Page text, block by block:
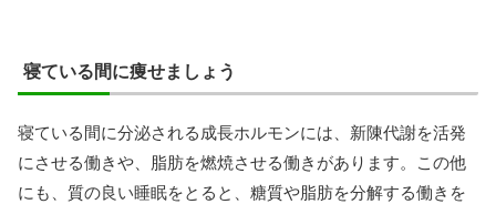
寝ている間に痩せましょう
寝ている間に分泌される成長ホルモンには、新陳代謝を活発
にさせる働きや、脂肪を燃焼させる働きがあります。この他
にも、質の良い睡眠をとると、糖質や脂肪を分解する働きを